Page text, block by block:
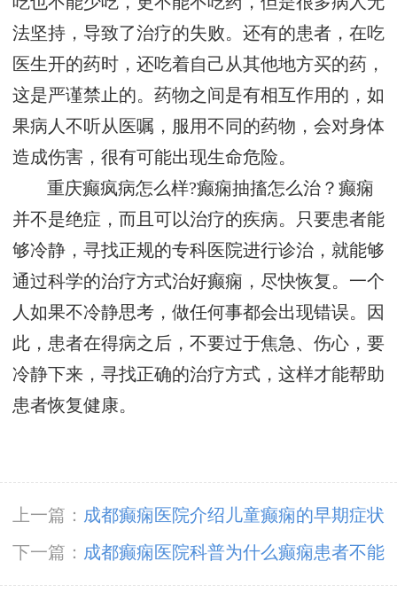
法坚持，导致了治疗的失败。还有的患者，在吃
医生开的药时，还吃着自己从其他地方买的药，
这是严谨禁止的。药物之间是有相互作用的，如
果病人不听从医嘱，服用不同的药物，会对身体
造成伤害，很有可能出现生命危险。
重庆癫疯病怎么样?癫痫抽搐怎么治？癫痫
并不是绝症，而且可以治疗的疾病。只要患者能
够冷静，寻找正规的专科医院进行诊治，就能够
通过科学的治疗方式治好癫痫，尽快恢复。一个
人如果不冷静思考，做任何事都会出现错误。因
此，患者在得病之后，不要过于焦急、伤心，要
冷静下来，寻找正确的治疗方式，这样才能帮助
患者恢复健康。
上一篇： 成都癫痫医院介绍儿童癫痫的早期症状
有哪些?
下一篇： 成都癫痫医院科普为什么癫痫患者不能
擅自使用抗癫痫药物?